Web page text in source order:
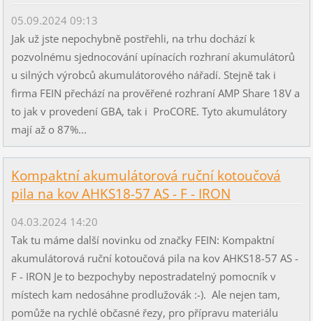
05.09.2024 09:13
Jak už jste nepochybně postřehli, na trhu dochází k
pozvolnému sjednocování upínacích rozhraní akumulátorů
u silných výrobců akumulátorového nářadí. Stejně tak i
firma FEIN přechází na prověřené rozhraní AMP Share 18V a
to jak v provedení GBA, tak i ProCORE. Tyto akumulátory
mají až o 87%...
Kompaktní akumulátorová ruční kotoučová
pila na kov AHKS18-57 AS - F - IRON
04.03.2024 14:20
Tak tu máme další novinku od značky FEIN: Kompaktní
akumulátorová ruční kotoučová pila na kov AHKS18-57 AS -
F - IRON Je to bezpochyby nepostradatelný pomocník v
místech kam nedosáhne prodlužovák :-). Ale nejen tam,
pomůže na rychlé občasné řezy, pro přípravu materiálu